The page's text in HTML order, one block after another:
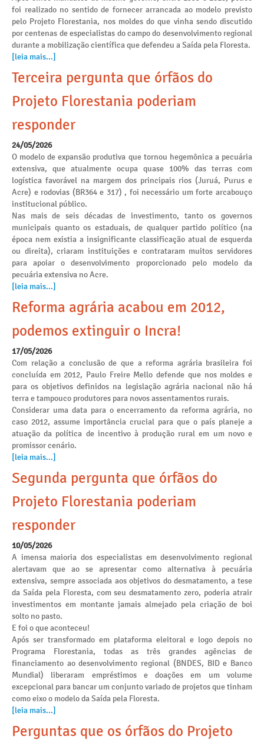
foi realizado no sentido de fornecer arrancada ao modelo previsto
pelo Projeto Florestania, nos moldes do que vinha sendo discutido
por centenas de especialistas do campo do desenvolvimento regional
durante a mobilização científica que defendeu a Saída pela Floresta.
[leia mais...]
Terceira pergunta que órfãos do
Projeto Florestania poderiam
responder
24/05/2026
O modelo de expansão produtiva que tornou hegemônica a pecuária
extensiva, que atualmente ocupa quase 100% das terras com
logística favorável na margem dos principais rios (Juruá, Purus e
Acre) e rodovias (BR364 e 317) , foi necessário um forte arcabouço
institucional público.
Nas mais de seis décadas de investimento, tanto os governos
municipais quanto os estaduais, de qualquer partido político (na
época nem existia a insignificante classificação atual de esquerda
ou direita), criaram instituições e contrataram muitos servidores
para apoiar o desenvolvimento proporcionado pelo modelo da
pecuária extensiva no Acre.
[leia mais...]
Reforma agrária acabou em 2012,
podemos extinguir o Incra!
17/05/2026
Com relação a conclusão de que a reforma agrária brasileira foi
concluída em 2012, Paulo Freire Mello defende que nos moldes e
para os objetivos definidos na legislação agrária nacional não há
terra e tampouco produtores para novos assentamentos rurais.
Considerar uma data para o encerramento da reforma agrária, no
caso 2012, assume importância crucial para que o país planeje a
atuação da política de incentivo à produção rural em um novo e
promissor cenário.
[leia mais...]
Segunda pergunta que órfãos do
Projeto Florestania poderiam
responder
10/05/2026
A imensa maioria dos especialistas em desenvolvimento regional
alertavam que ao se apresentar como alternativa à pecuária
extensiva, sempre associada aos objetivos do desmatamento, a tese
da Saída pela Floresta, com seu desmatamento zero, poderia atrair
investimentos em montante jamais almejado pela criação de boi
solto no pasto.
E foi o que aconteceu!
Após ser transformado em plataforma eleitoral e logo depois no
Programa Florestania, todas as três grandes agências de
financiamento ao desenvolvimento regional (BNDES, BID e Banco
Mundial) liberaram empréstimos e doações em um volume
excepcional para bancar um conjunto variado de projetos que tinham
como eixo o modelo da Saída pela Floresta.
[leia mais...]
Perguntas que os órfãos do Projeto